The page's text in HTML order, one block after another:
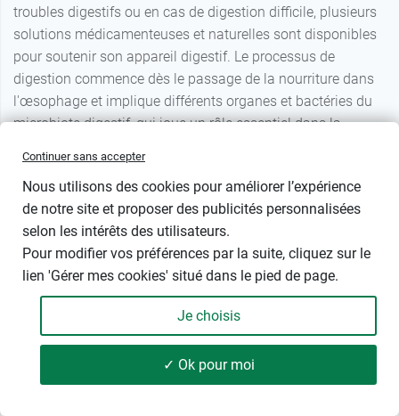
47 produits FILTRER
troubles digestifs ou en cas de digestion difficile, plusieurs
solutions médicamenteuses et naturelles sont disponibles
pour soutenir son appareil digestif. Le processus de
digestion commence dès le passage de la nourriture dans
l'œsophage et implique différents organes et bactéries du
microbiote digestif, qui joue un rôle essentiel dans la
perturbé, lapoudre Fiberact
enrichis enmontmorillonite, agissent comme pansement
digestif et aident à réguler les selles, tandis que lapâte
orale Canikur ProetPro Kolin Advanced chat
à rééquilibrer la flore intestinale. Pour les problèmes
hépatiques,Hépatylet lesfriandises à l'herbe à chat
Beaphar bien-êtresoutiennent les fonctions digestives de
manière naturelle. En cas de troubles aigus, le
végétal solution buvable Carbodoteou lapâte orale
Duotox Clement Thekanpeuvent être administrés,
complétés si nécessaire par la Pancréatine pour faciliter la
Continuer sans accepter
Nous utilisons des cookies pour améliorer l’expérience
de notre site et proposer des publicités personnalisées
selon les intérêts des utilisateurs.
Pour modifier vos préférences par la suite, cliquez sur le
lien 'Gérer mes cookies' situé dans le pied de page.
Je choisis
✓ Ok pour moi